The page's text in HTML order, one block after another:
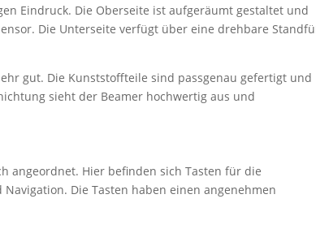
Eindruck. Die Oberseite ist aufgeräumt gestaltet und
Die Unterseite verfügt über eine drehbare
gut. Die Kunststoffteile sind passgenau gefertigt und
sieht der Beamer hochwertig aus und
angeordnet. Hier befinden sich Tasten für die
Die Tasten haben einen angenehmen